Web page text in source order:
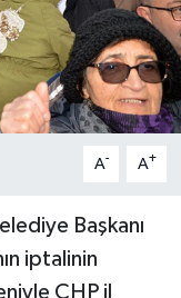
A- A+
Başkanı
iptalinin
CHP il